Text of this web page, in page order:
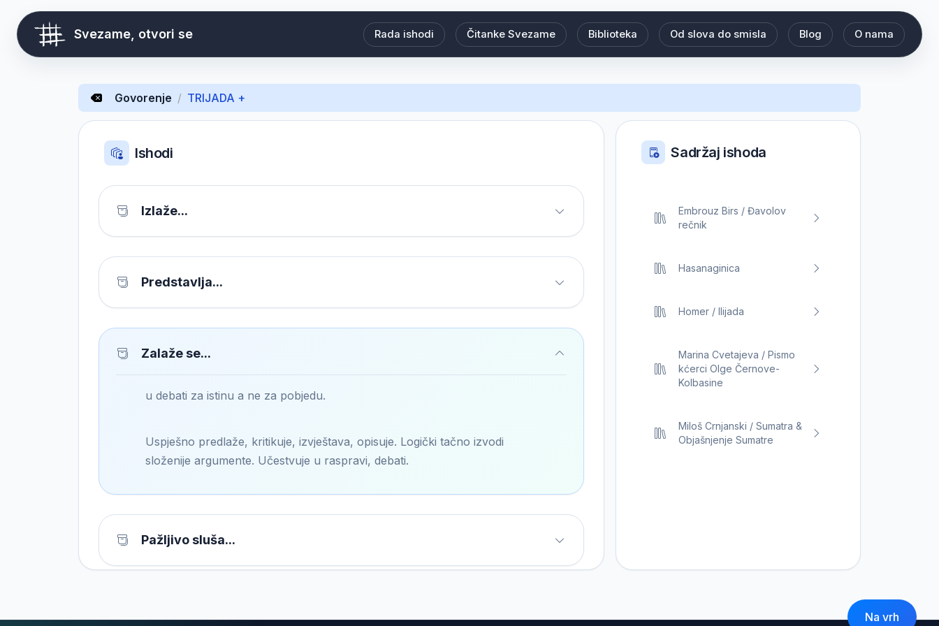
Svezame, otvori se Rada ishodi Čitanke Svezame Biblioteka Od slova do smisla Blog O nama
Govorenje / TRIJADA +
Ishodi
Izlaže...
Predstavlja...
Zalaže se...
u debati za istinu a ne za pobjedu.
Uspješno predlaže, kritikuje, izvještava, opisuje. Logički tačno izvodi
složenije argumente. Učestvuje u raspravi, debati.
Pažljivo sluša...
Sadržaj ishoda
Embrouz Birs / Đavolov
rečnik
Hasanaginica
Homer / Ilijada
Marina Cvetajeva / Pismo
kćerci Olge Černove-
Kolbasine
Miloš Crnjanski / Sumatra &
Objašnjenje Sumatre
Na vrh